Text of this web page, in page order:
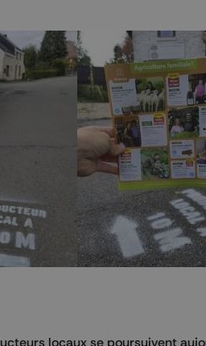
locaux se poursuivent